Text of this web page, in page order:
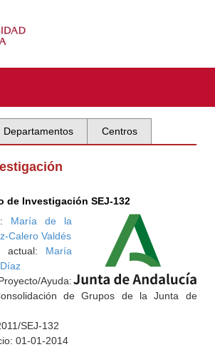
Departamentos Centros
de Investigación SEJ-132
María de la
Calero Valdés
actual: María
Ayuda:
de Grupos de la Junta de
SEJ-132
01-01-2014